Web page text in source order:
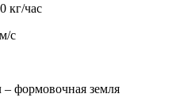
кг/час
с
формовочная земля